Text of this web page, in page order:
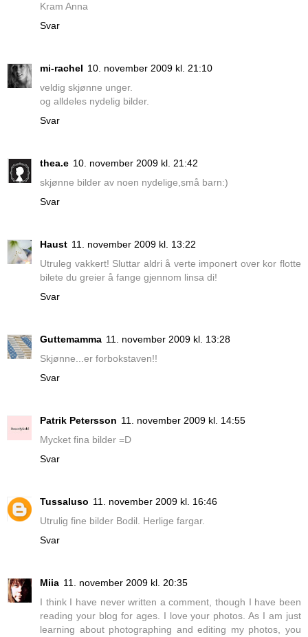
Kram Anna
Svar
mi-rachel 10. november 2009 kl. 21:10
veldig skjønne unger.
og alldeles nydelig bilder.
Svar
thea.e 10. november 2009 kl. 21:42
skjønne bilder av noen nydelige,små barn:)
Svar
Haust 11. november 2009 kl. 13:22
Utruleg vakkert! Sluttar aldri å verte imponert over kor flotte
bilete du greier å fange gjennom linsa di!
Svar
Guttemamma 11. november 2009 kl. 13:28
Skjønne...er forbokstaven!!
Svar
Patrik Petersson 11. november 2009 kl. 14:55
Mycket fina bilder =D
Svar
Tussaluso 11. november 2009 kl. 16:46
Utrulig fine bilder Bodil. Herlige fargar.
Svar
Miia 11. november 2009 kl. 20:35
I think I have never written a comment, though I have been
reading your blog for ages. I love your photos. As I am just
learning about photographing and editing my photos, you